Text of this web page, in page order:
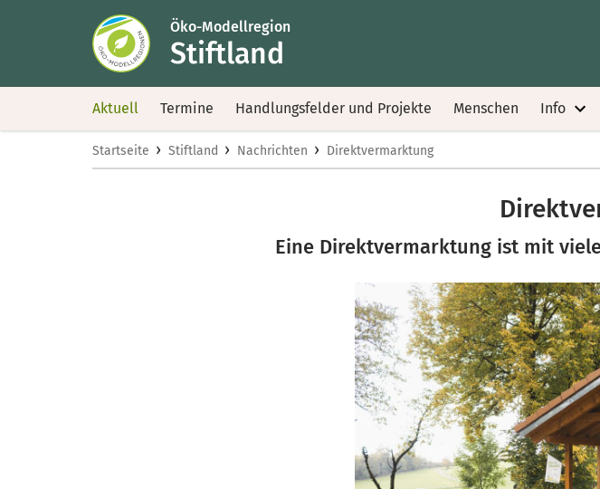
Öko-Modellregion
Stiftland
Aktuell Termine Handlungsfelder und Projekte Menschen Info
Startseite › Stiftland › Nachrichten › Direktvermarktung
Eine Direktvermarktung ist mit